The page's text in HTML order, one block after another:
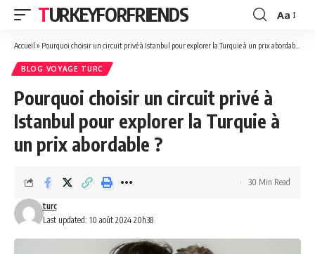
TURKEYFORFRIENDS
Font
Resizer
Aa
Accueil » Pourquoi choisir un circuit privé à Istanbul pour explorer la Turquie à un prix abordable ?
BLOG VOYAGE TURC
Pourquoi choisir un circuit privé à
Istanbul pour explorer la Turquie à
un prix abordable ?
Last updated: 10 août 2024 20h38
turc
30 Min Read